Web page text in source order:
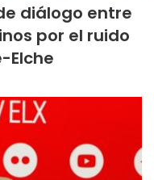
diálogo entre
por el ruido
Elche